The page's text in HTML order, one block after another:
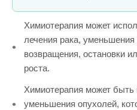
Химиотерапия может
лечения рака, уменьшения
возвращения, остановки
роста.
Химиотерапия может быть
уменьшения опухолей,